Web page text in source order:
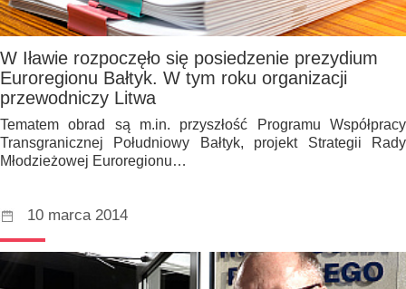
W Iławie rozpoczęło się posiedzenie prezydium
Euroregionu Bałtyk. W tym roku organizacji
przewodniczy Litwa
Tematem obrad są m.in. przyszłość Programu Współpracy
Transgranicznej Południowy Bałtyk, projekt Strategii Rady
Młodzieżowej Euroregionu…
10 marca 2014